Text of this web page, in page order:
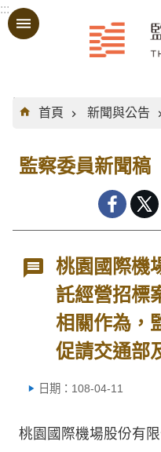
跳到主要內容區塊
:::
:::
首頁
新聞與公告
監察委員新聞稿
桃園國際機
託經營招標
相關作為，
促請交通部
日期：108-04-11
桃園國際機場股份有